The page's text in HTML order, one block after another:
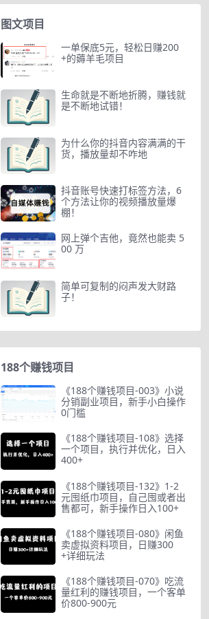
图文项目
一单保底5元，轻松日赚200
+的薅羊毛项目
生命就是不断地折腾，赚钱就
是不断地试错！
为什么你的抖音内容满满的干
货，播放量却不咋地
抖音账号快速打标签方法，6
个方法让你的视频播放量爆
棚！
网上弹个吉他，竟然也能卖 5
00 万
简单可复制的闷声发大财路
子！
188个赚钱项目
《188个赚钱项目-003》小说
分销副业项目，新手小白操作
0门槛
《188个赚钱项目-108》选择
一个项目，执行并优化，日入
400+
《188个赚钱项目-132》1-2
元囤纸巾项目，自己囤或者出
售都可，新手操作日入100+
《188个赚钱项目-080》闲鱼
卖虚拟资料项目，日赚300
+详细玩法
《188个赚钱项目-070》吃流
量红利的赚钱项目，一个客单
价800-900元